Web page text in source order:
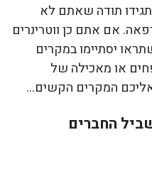
תגידו תודה שאתם לא
אם אתם כן ווטרינרים
יסתיימו במקרים
או מאכילה של
אליכם המקרים הקשים…
החברים